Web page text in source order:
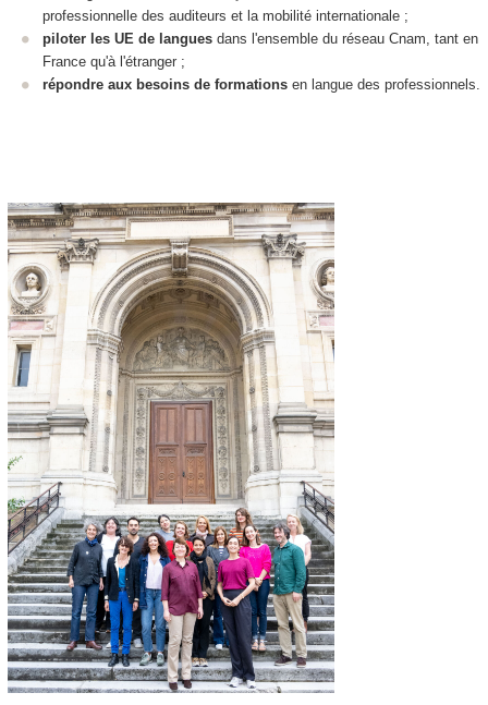
professionnelle des auditeurs et la mobilité internationale ;
piloter les UE de langues dans l'ensemble du réseau Cnam, tant en
France qu'à l'étranger ;
répondre aux besoins de formations en langue des professionnels.